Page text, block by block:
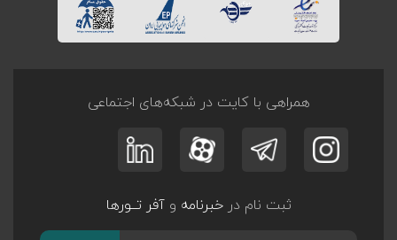
همراهی با کایت در شبکه‌های اجتماعی
ثبت نام درخبرنامه وآفر تــورها